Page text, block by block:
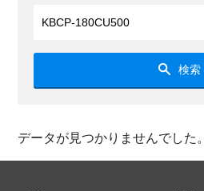
検索
データが見つかりませんでした。